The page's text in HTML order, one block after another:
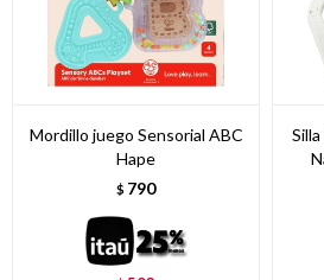
Mordillo juego Sensorial ABC
Hape
$ 790